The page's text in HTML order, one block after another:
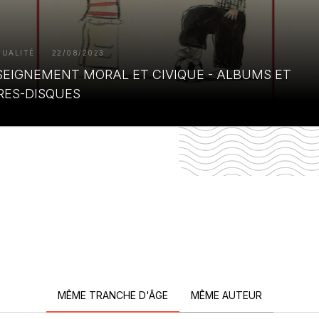
22/08/2023
MORAL ET CIVIQUE - ALBUMS ET
DISQUES
MÊME TRANCHE D'ÂGE MÊME AUTEUR